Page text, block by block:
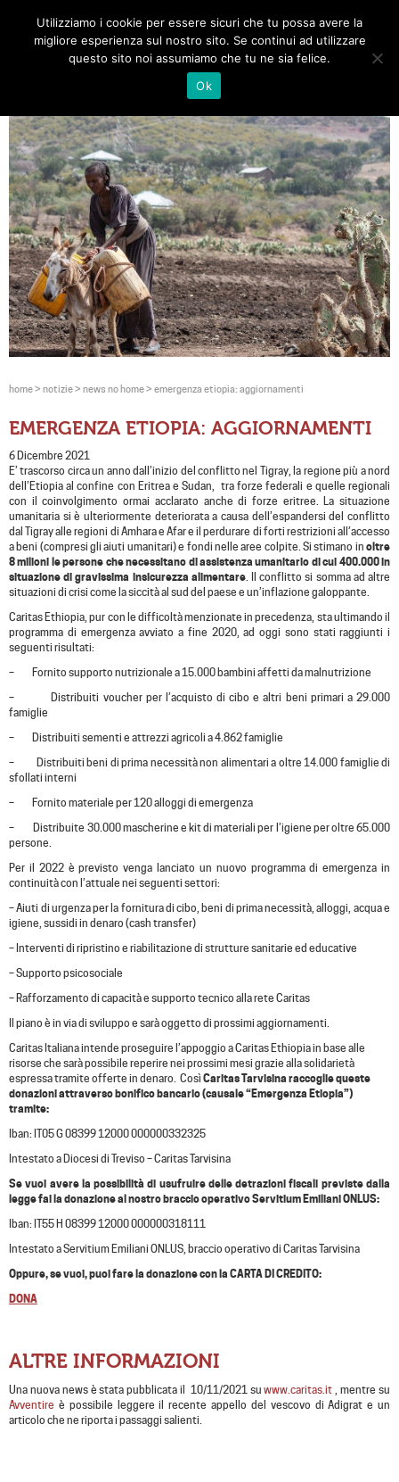
Toggle
home> notizie> news no home> emergenza etiopia: aggiornamenti
EMERGENZA ETIOPIA: AGGIORNAMENTI
6 Dicembre 2021
E’ trascorso circa un anno dall’inizio del conflitto nel Tigray, la regione più a nord
dell’Etiopia al confine con Eritrea e Sudan, tra forze federali e quelle regionali
con il coinvolgimento ormai acclarato anche di forze eritree. La situazione
umanitaria si è ulteriormente deteriorata a causa dell’espandersi del conflitto
dal Tigray alle regioni di Amhara e Afar e il perdurare di forti restrizioni all’accesso
a beni (compresi gli aiuti umanitari) e fondi nelle aree colpite. Si stimano in oltre
8 milioni le persone che necessitano di assistenza umanitario di cui 400.000 in
situazione di gravissima insicurezza alimentare. Il conflitto si somma ad altre
situazioni di crisi come la siccità al sud del paese e un’inflazione galoppante.
Caritas Ethiopia, pur con le difficoltà menzionate in precedenza, sta ultimando il
programma di emergenza avviato a fine 2020, ad oggi sono stati raggiunti i
seguenti risultati:
– Fornito supporto nutrizionale a 15.000 bambini affetti da malnutrizione
– Distribuiti voucher per l’acquisto di cibo e altri beni primari a 29.000
famiglie
– Distribuiti sementi e attrezzi agricoli a 4.862 famiglie
– Distribuiti beni di prima necessità non alimentari a oltre 14.000 famiglie di
sfollati interni
– Fornito materiale per 120 alloggi di emergenza
– Distribuite 30.000 mascherine e kit di materiali per l’igiene per oltre 65.000
persone.
Per il 2022 è previsto venga lanciato un nuovo programma di emergenza in
continuità con l’attuale nei seguenti settori:
– Aiuti di urgenza per la fornitura di cibo, beni di prima necessità, alloggi, acqua e
igiene, sussidi in denaro (cash transfer)
– Interventi di ripristino e riabilitazione di strutture sanitarie ed educative
– Supporto psicosociale
– Rafforzamento di capacità e supporto tecnico alla rete Caritas
Il piano è in via di sviluppo e sarà oggetto di prossimi aggiornamenti.
Caritas Italiana intende proseguire l’appoggio a Caritas Ethiopia in base alle
risorse che sarà possibile reperire nei prossimi mesi grazie alla solidarietà
espressa tramite offerte in denaro. Così Caritas Tarvisina raccoglie queste
donazioni attraverso bonifico bancario (causale “Emergenza Etiopia”)
tramite:
Iban: IT05 G 08399 12000 000000332325
Intestato a Diocesi di Treviso – Caritas Tarvisina
Se vuoi avere la possibilità di usufruire delle detrazioni fiscali previste dalla
legge fai la donazione al nostro braccio operativo Servitium Emiliani ONLUS:
Iban: IT55 H 08399 12000 000000318111
Intestato a Servitium Emiliani ONLUS, braccio operativo di Caritas Tarvisina
Oppure, se vuoi, puoi fare la donazione con la CARTA DI CREDITO:
DONA
ALTRE INFORMAZIONI
Una nuova news è stata pubblicata il 10/11/2021 suwww.caritas.it , mentre su
Avventire è possibile leggere il recente appello del vescovo di Adigrat e un
articolo che ne riporta i passaggi salienti.
Utilizziamo i cookie per essere sicuri che tu possa avere la
migliore esperienza sul nostro sito. Se continui ad utilizzare
questo sito noi assumiamo che tu ne sia felice.
Ok